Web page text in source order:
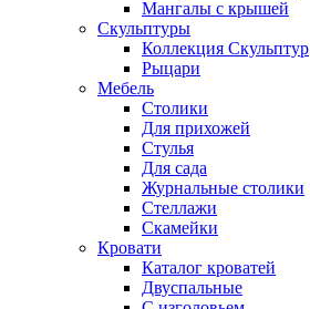
Мангалы с крышей
Скульптуры
Коллекция Скульптур
Рыцари
Мебель
Столики
Для прихожей
Стулья
Для сада
Журнальные столики
Стеллажи
Скамейки
Кровати
Каталог кроватей
Двуспальные